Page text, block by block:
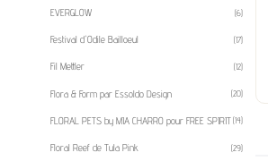
EVERGLOW (6)
Festival d'Odile Bailloeul (17)
Fil Mettler (12)
Flora & Form par Essoldo Design (20)
FLORAL PETS by MIA CHARRO pour FREE SPIRIT (14)
Floral Reef de Tula Pink (29)